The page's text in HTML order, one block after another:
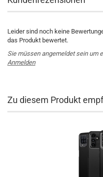
Leider sind noch keine
das Produkt bewertet.
Sie müssen angemeldet sein um
Anmelden
Zu diesem Produkt